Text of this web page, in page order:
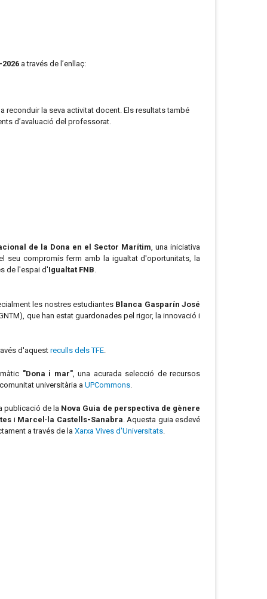
a través de l’enllaç:
reconduir la seva activitat docent. Els resultats també
d’avaluació del professorat.
de la Dona en el Sector Marítim , una iniciativa
seu compromís ferm amb la igualtat d'oportunitats, la
de l'espai d'Igualtat FNB
les nostres estudiantes Blanca Gasparín José
que han estat guardonades pel rigor, la innovació i
d'aquest reculls dels TFE
"Dona i mar", una acurada selecció de recursos
universitària a UPCommons
publicació de la Nova Guia de perspectiva de gènere
i Marcel·la Castells-Sanabra . Aquesta guia esdevé
a través de la Xarxa Vives d'Universitats